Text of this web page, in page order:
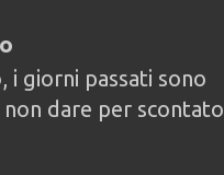
i giorni passati sono
dare per scontato